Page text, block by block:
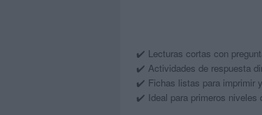
✔️ Lecturas cortas con
✔️ Actividades de respuesta
✔️ Fichas listas para imprimir
✔️ Ideal para primeros niveles